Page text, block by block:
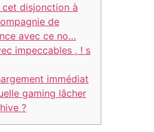
disjonction à
de
avec ce no…
impeccables , ! s
immédiat
gaming lâcher
?